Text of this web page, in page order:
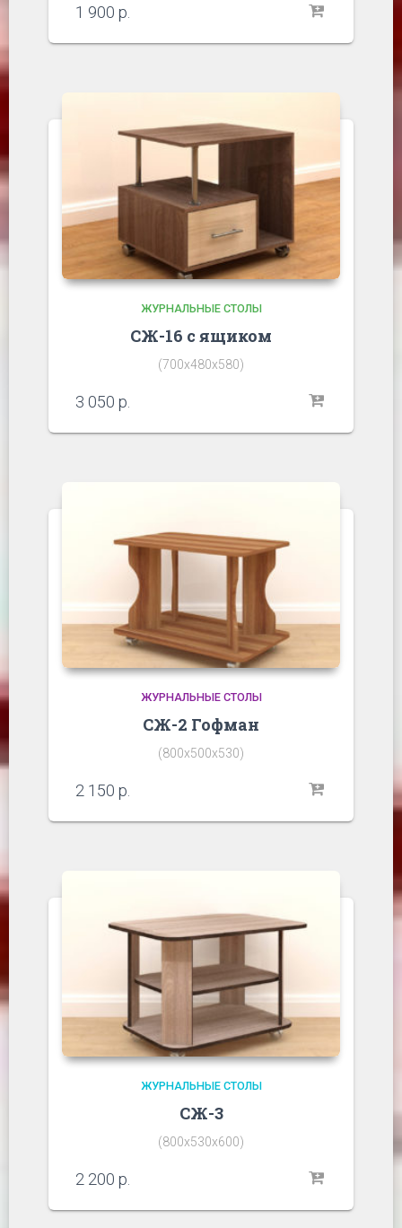
1 900 р.
ЖУРНАЛЬНЫЕ СТОЛЫ
СЖ-16 с ящиком
(700х480х580)
3 050 р.
ЖУРНАЛЬНЫЕ СТОЛЫ
СЖ-2 Гофман
(800х500х530)
2 150 р.
ЖУРНАЛЬНЫЕ СТОЛЫ
СЖ-3
(800х530х600)
2 200 р.